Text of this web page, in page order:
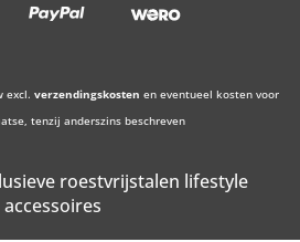
excl. verzendingskosten en eventueel kosten voor
tenzij anderszins beschreven
roestvrijstalen lifestyle
accessoires